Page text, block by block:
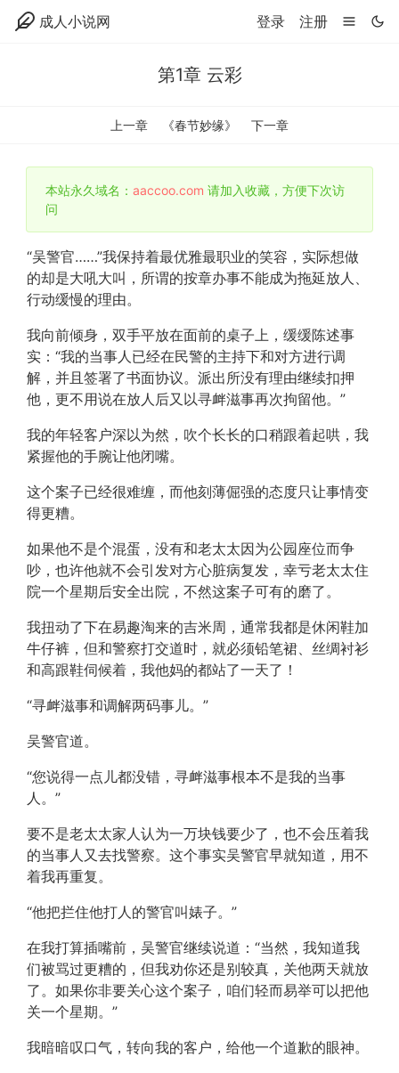
成人小说网 登录 注册
第1章 云彩
上一章 《春节妙缘》 下一章
本站永久域名： aaccoo.com 请加入收藏，方便下次访
问
“吴警官……”我保持着最优雅最职业的笑容，实际想做
的却是大吼大叫，所谓的按章办事不能成为拖延放人、
行动缓慢的理由。
我向前倾身，双手平放在面前的桌子上，缓缓陈述事
实：“我的当事人已经在民警的主持下和对方进行调
解，并且签署了书面协议。派出所没有理由继续扣押
他，更不用说在放人后又以寻衅滋事再次拘留他。”
我的年轻客户深以为然，吹个长长的口稍跟着起哄，我
紧握他的手腕让他闭嘴。
这个案子已经很难缠，而他刻薄倔强的态度只让事情变
得更糟。
如果他不是个混蛋，没有和老太太因为公园座位而争
吵，也许他就不会引发对方心脏病复发，幸亏老太太住
院一个星期后安全出院，不然这案子可有的磨了。
我扭动了下在易趣淘来的吉米周，通常我都是休闲鞋加
牛仔裤，但和警察打交道时，就必须铅笔裙、丝绸衬衫
和高跟鞋伺候着，我他妈的都站了一天了！
“寻衅滋事和调解两码事儿。”
吴警官道。
“您说得一点儿都没错，寻衅滋事根本不是我的当事
人。”
要不是老太太家人认为一万块钱要少了，也不会压着我
的当事人又去找警察。这个事实吴警官早就知道，用不
着我再重复。
“他把拦住他打人的警官叫婊子。”
在我打算插嘴前，吴警官继续说道：“当然，我知道我
们被骂过更糟的，但我劝你还是别较真，关他两天就放
了。如果你非要关心这个案子，咱们轻而易举可以把他
关一个星期。”
我暗暗叹口气，转向我的客户，给他一个道歉的眼神。